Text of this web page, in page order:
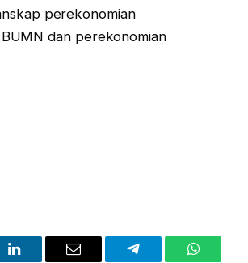
perekonomian
dan perekonomian